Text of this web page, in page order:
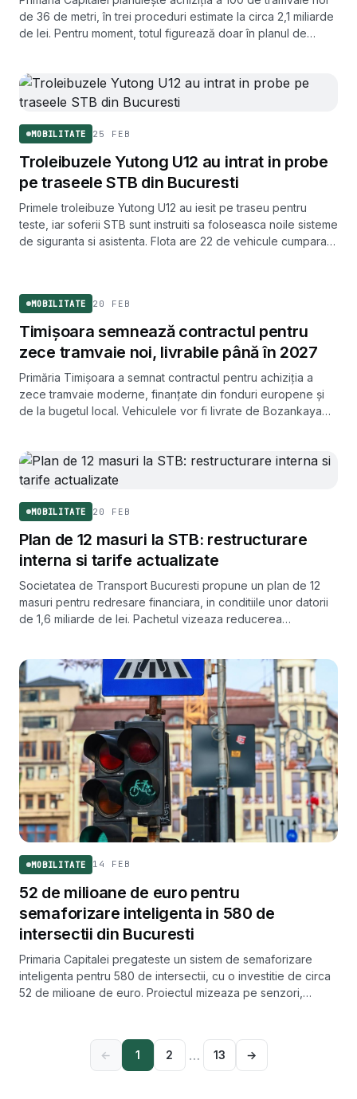
de 36 de metri, în trei proceduri estimate la circa 2,1 miliarde
de lei. Pentru moment, totul figurează doar în planul de
MOBILITATE 25 FEB
Troleibuzele Yutong U12 au intrat in probe
pe traseele STB din Bucuresti
Primele troleibuze Yutong U12 au iesit pe traseu pentru
teste, iar soferii STB sunt instruiti sa foloseasca noile sisteme
de siguranta si asistenta. Flota are 22 de vehicule cumparate
MOBILITATE 20 FEB
Timișoara semnează contractul pentru
zece tramvaie noi, livrabile până în 2027
Primăria Timișoara a semnat contractul pentru achiziția a
zece tramvaie moderne, finanțate din fonduri europene și
de la bugetul local. Vehiculele vor fi livrate de Bozankaya
MOBILITATE 20 FEB
Plan de 12 masuri la STB: restructurare
interna si tarife actualizate
Societatea de Transport Bucuresti propune un plan de 12
masuri pentru redresare financiara, in conditiile unor datorii
de 1,6 miliarde de lei. Pachetul vizeaza reducerea
MOBILITATE 14 FEB
52 de milioane de euro pentru
semaforizare inteligenta in 580 de
intersectii din Bucuresti
Primaria Capitalei pregateste un sistem de semaforizare
inteligenta pentru 580 de intersectii, cu o investitie de circa
52 de milioane de euro. Proiectul mizeaza pe senzori,
← 1 2 … 13 →